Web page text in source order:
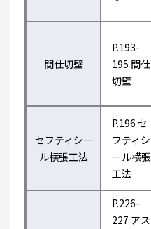
間仕切壁
P.193-
195 間仕
切壁
セフティシー
ル横張工法
P.196 セ
フティシ
ール横張
工法
P.226-
227 アス